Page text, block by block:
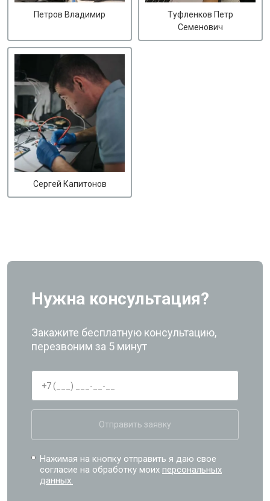
Петров Владимир
Туфленков Петр
Семенович
Сергей Капитонов
Нужна консультация?
Закажите бесплатную консультацию,
перезвоним за 5 минут
Отправить заявку
Нажимая на кнопку отправить я даю свое
согласие на обработку моихперсональных
данных.